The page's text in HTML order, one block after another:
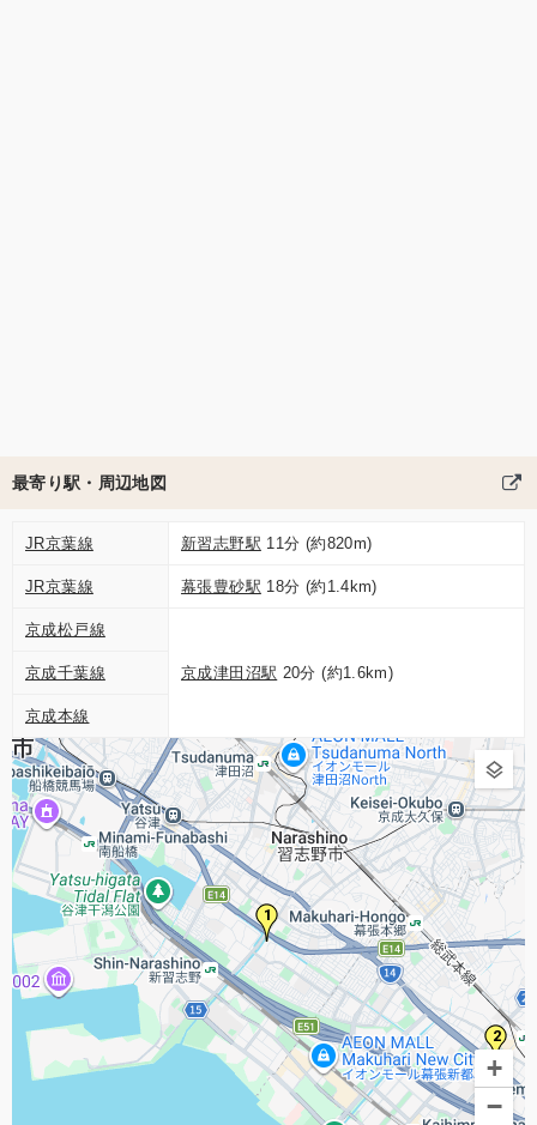
最寄り駅・周辺地図
JR京葉線 新習志野駅 11分 (約820m)
JR京葉線 幕張豊砂駅 18分 (約1.4km)
京成松戸線
京成津田沼駅 20分 (約1.6km)
京成千葉線
京成本線
1
2
+
−